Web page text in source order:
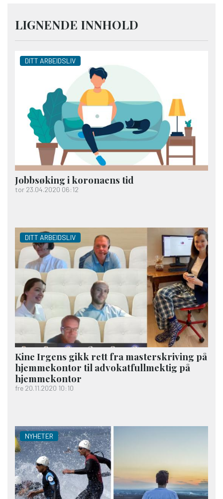
LIGNENDE INNHOLD
DITT ARBEIDSLIV
Jobbsøking i koronaens tid
tor 23.04.2020 06:12
DITT ARBEIDSLIV
Kine Irgens gikk rett fra master­skriving på
hjemme­kontor til advokatfull­mektig på
hjemme­kontor
fre 20.11.2020 10:10
NYHETER